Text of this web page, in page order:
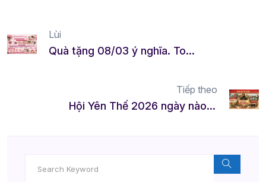
Lùi
Quà tặng 08/03 ý nghĩa. Top 15 gợi ý dễ mua cho phái đẹp
Tiếp theo
Hội Yên Thế 2026 ngày nào? 7 thông tin bạn cần biết